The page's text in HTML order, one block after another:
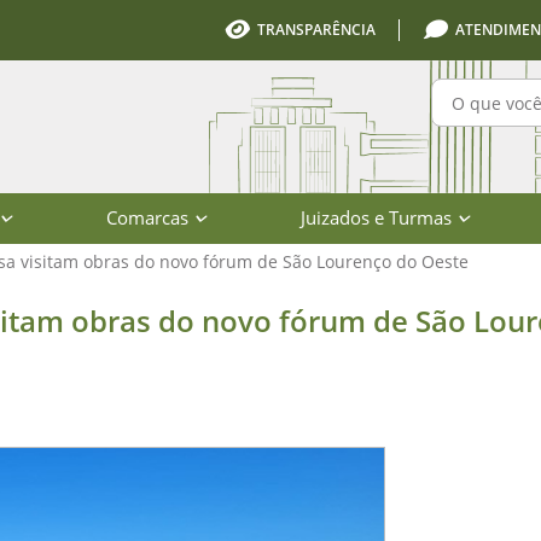
TRANSPARÊNCIA
Comarcas Juizados e Turmas
visitam obras do novo fórum de São Lourenço do Oeste
do novo fórum de São
obras do novo fórum de São